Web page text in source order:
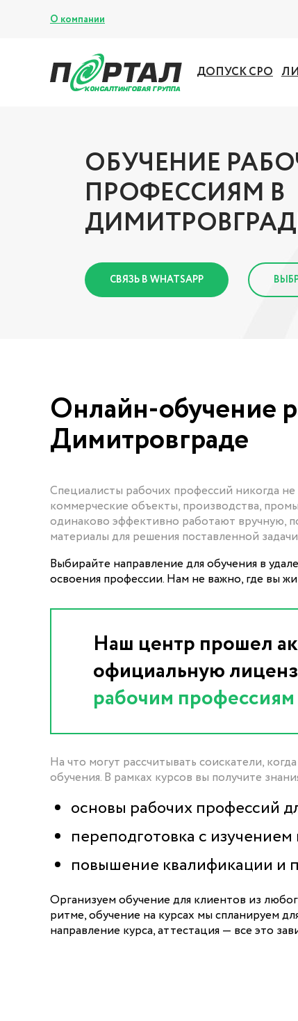
О компании
ДОПУСК СРО
ОБУЧЕНИЕ
ПРОФЕССИЯМ В
СВЯЗЬ В WHATSAPP
Онлайн-обучение
Димитровграде
Специалисты рабочих профессий никогда не
коммерческие объекты, производства,
одинаково эффективно работают вручную,
материалы для решения поставленной
Выбирайте направление для обучения в
освоения профессии. Нам не важно, где вы
Наш центр прошел
официальную
рабочим профессиям
На что могут рассчитывать соискатели,
обучения. В рамках курсов вы получите
основы рабочих профессий
переподготовка с
повышение квалификации и
Организуем обучение для клиентов из
ритме, обучение на курсах мы спланируем
направление курса, аттестация — все это